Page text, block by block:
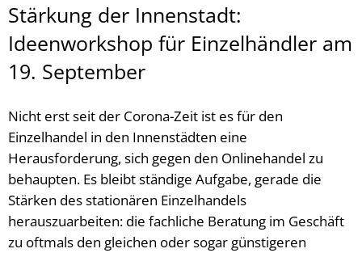
Stärkung der Innenstadt:
Ideenworkshop für Einzelhändler am
19. September
Nicht erst seit der Corona-Zeit ist es für den
Einzelhandel in den Innenstädten eine
Herausforderung, sich gegen den Onlinehandel zu
behaupten. Es bleibt ständige Aufgabe, gerade die
Stärken des stationären Einzelhandels
herauszuarbeiten: die fachliche Beratung im Geschäft
zu oftmals den gleichen oder sogar günstigeren